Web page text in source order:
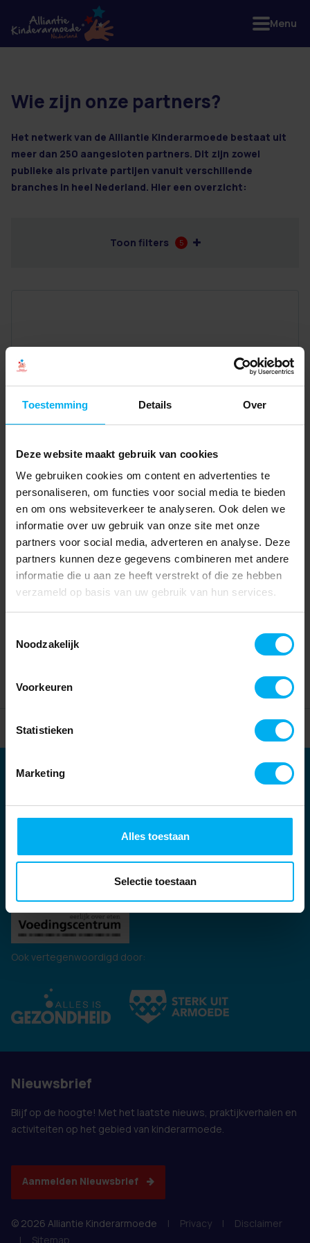
Toestemming Details Over
Deze website maakt gebruik van cookies
We gebruiken cookies om content en advertenties te
personaliseren, om functies voor social media te bieden
en om ons websiteverkeer te analyseren. Ook delen we
informatie over uw gebruik van onze site met onze
partners voor social media, adverteren en analyse. Deze
partners kunnen deze gegevens combineren met andere
informatie die u aan ze heeft verstrekt of die ze hebben
verzameld op basis van uw gebruik van hun services.
Noodzakelijk
Voorkeuren
Statistieken
Marketing
Alles toestaan
Selectie toestaan
2 resultaten
Wie zijn onze partners?
Het netwerk van de Alliantie Kinderarmoede bestaat uit
meer dan 250 aangesloten partners. Dit zijn zowel
publieke als private partijen vanuit verschillende
branches in heel Nederland. Hier een overzicht:
Toon filters 5
Home Partners
Partners
Kernpartners:
Ook vertegenwoordigd door:
Nieuwsbrief
Blijf op de hoogte! Met het laatste nieuws, praktijkverhalen en
activiteiten op het gebied van kinderarmoede.
Aanmelden Nieuwsbrief
© 2026 Alliantie Kinderarmoede | Privacy |
Disclaimer
|
Sitemap
Menu